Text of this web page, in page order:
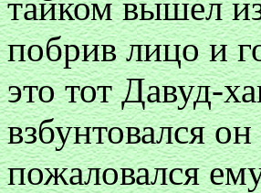
побрив лицо и
это тот Давуд-
взбунтовался
пожаловался